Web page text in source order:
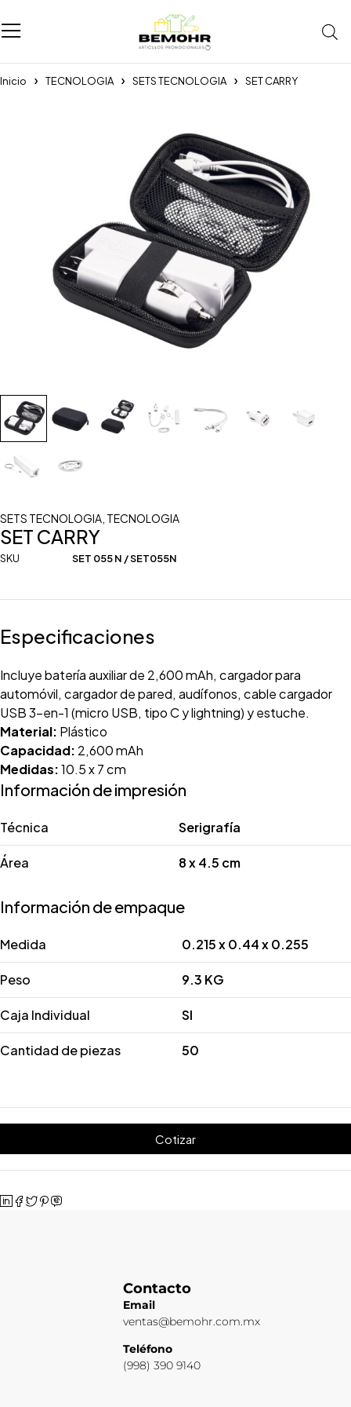
Inicio TECNOLOGIA SETS TECNOLOGIA SET CARRY
SETS TECNOLOGIA TECNOLOGIA
SET CARRY
SKU SET 055 N / SET055N
Especificaciones
Incluye batería auxiliar de 2,600 mAh, cargador para
automóvil, cargador de pared, audífonos, cable cargador
USB 3-en-1 (micro USB, tipo C y lightning) y estuche.
Material: Plástico
Capacidad: 2,600 mAh
Medidas:10.5 x 7 cm
Información de impresión
Técnica Serigrafía
Área 8 x 4.5 cm
Información de empaque
Medida 0.215 x 0.44 x 0.255
Peso 9.3 KG
Caja Individual SI
Cantidad de piezas 50
Cotizar
Contacto
Email
ventas@bemohr.com.mx
Teléfono
(998) 390 9140